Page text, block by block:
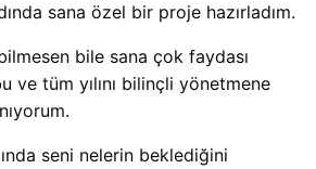
sana özel bir proje hazırladım.
bile sana çok faydası
ve tüm yılını bilinçli yönetmene
seni nelerin beklediğini